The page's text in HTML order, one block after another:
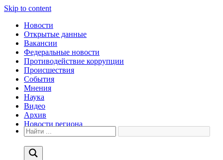
Skip to content
Новости
Открытые данные
Вакансии
Федеральные новости
Противодействие коррупции
Происшествия
События
Мнения
Наука
Видео
Архив
Новости региона